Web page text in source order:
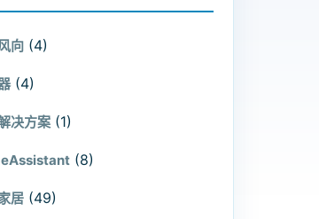
向 (4)
(4)
决方案 (1)
(8)
居 (49)